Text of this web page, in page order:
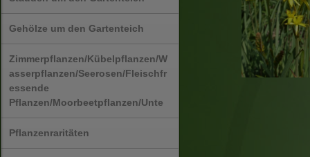
Gehölze um den Gartenteich
Zimmerpflanzen/Kübelpflanzen/W
asserpflanzen/Seerosen/Fleischfr
essende
Pflanzen/Moorbeetpflanzen/Unte
Pflanzenraritäten